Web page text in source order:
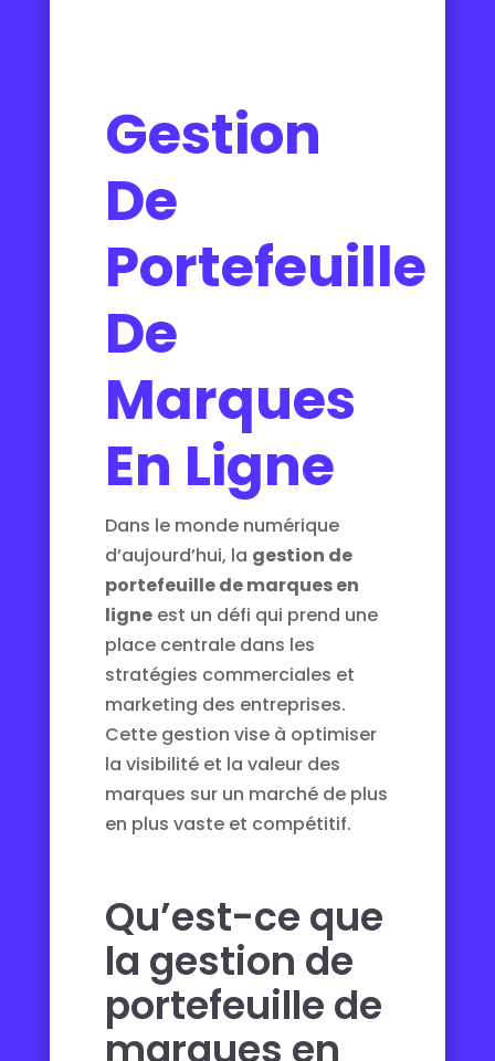
Gestion
De
Portefeuille
De
Marques
En Ligne
Dans le monde numérique
d’aujourd’hui, la gestion de
portefeuille de marques en
ligneest un défi qui prend une
place centrale dans les
stratégies commerciales et
marketing des entreprises.
Cette gestion vise à optimiser
la visibilité et la valeur des
marques sur un marché de plus
en plus vaste et compétitif.
Qu’est-ce que
la gestion de
portefeuille de
marques en